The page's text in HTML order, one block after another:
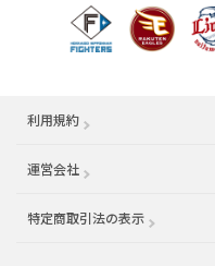
利用規約
運営会社 （別ウィンドウで開く）
特定商取引法の表示